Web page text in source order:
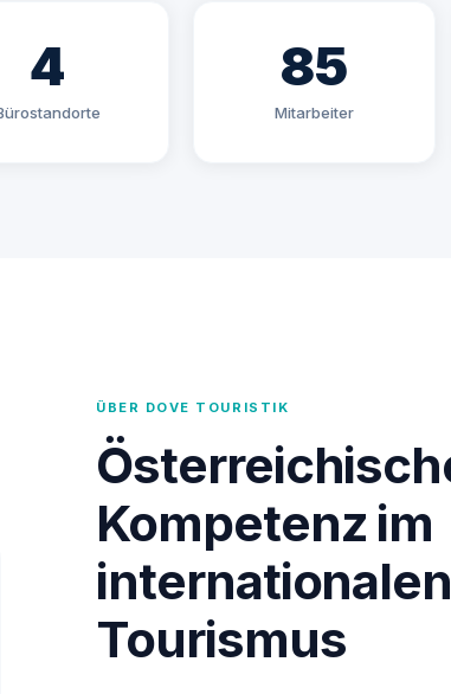
4 85
Mitarbeiter
ÜBER DOVE TOURISTIK
Kompetenz im
internationalen
Tourismus